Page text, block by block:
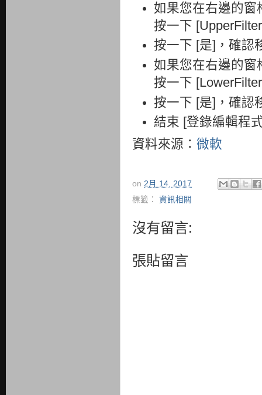
如果您在右邊的窗
按一下
按一下 [是]，確認
如果您在右邊的窗
按一下
按一下 [是]，確認
結束 [登錄編輯程
資料來源： 微軟
on 2月 14, 2017
標籤： 資訊相關
沒有留言:
張貼留言